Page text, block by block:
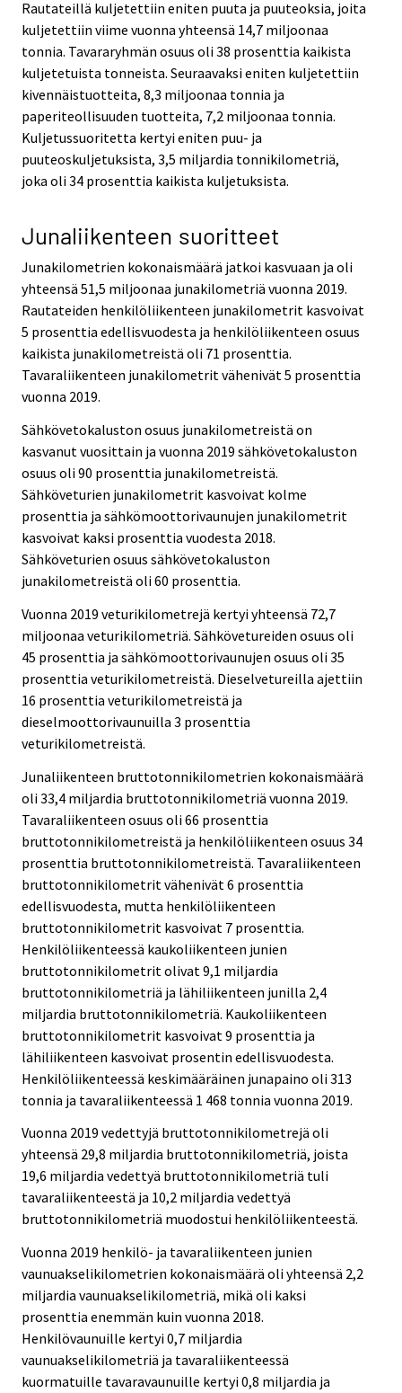
Rautateillä kuljetettiin eniten puuta ja puuteoksia, joita
kuljetettiin viime vuonna yhteensä 14,7 miljoonaa
tonnia. Tavararyhmän osuus oli 38 prosenttia kaikista
kuljetetuista tonneista. Seuraavaksi eniten kuljetettiin
kivennäistuotteita, 8,3 miljoonaa tonnia ja
paperiteollisuuden tuotteita, 7,2 miljoonaa tonnia.
Kuljetussuoritetta kertyi eniten puu- ja
puuteoskuljetuksista, 3,5 miljardia tonnikilometriä,
joka oli 34 prosenttia kaikista kuljetuksista.
Junaliikenteen suoritteet
Junakilometrien kokonaismäärä jatkoi kasvuaan ja oli
yhteensä 51,5 miljoonaa junakilometriä vuonna 2019.
Rautateiden henkilöliikenteen junakilometrit kasvoivat
5 prosenttia edellisvuodesta ja henkilöliikenteen osuus
kaikista junakilometreistä oli 71 prosenttia.
Tavaraliikenteen junakilometrit vähenivät 5 prosenttia
vuonna 2019.
Sähkövetokaluston osuus junakilometreistä on
kasvanut vuosittain ja vuonna 2019 sähkövetokaluston
osuus oli 90 prosenttia junakilometreistä.
Sähköveturien junakilometrit kasvoivat kolme
prosenttia ja sähkömoottorivaunujen junakilometrit
kasvoivat kaksi prosenttia vuodesta 2018.
Sähköveturien osuus sähkövetokaluston
junakilometreistä oli 60 prosenttia.
Vuonna 2019 veturikilometrejä kertyi yhteensä 72,7
miljoonaa veturikilometriä. Sähkövetureiden osuus oli
45 prosenttia ja sähkömoottorivaunujen osuus oli 35
prosenttia veturikilometreistä. Dieselvetureilla ajettiin
16 prosenttia veturikilometreistä ja
dieselmoottorivaunuilla 3 prosenttia
veturikilometreistä.
Junaliikenteen bruttotonnikilometrien kokonaismäärä
oli 33,4 miljardia bruttotonnikilometriä vuonna 2019.
Tavaraliikenteen osuus oli 66 prosenttia
bruttotonnikilometreistä ja henkilöliikenteen osuus 34
prosenttia bruttotonnikilometreistä. Tavaraliikenteen
bruttotonnikilometrit vähenivät 6 prosenttia
edellisvuodesta, mutta henkilöliikenteen
bruttotonnikilometrit kasvoivat 7 prosenttia.
Henkilöliikenteessä kaukoliikenteen junien
bruttotonnikilometrit olivat 9,1 miljardia
bruttotonnikilometriä ja lähiliikenteen junilla 2,4
miljardia bruttotonnikilometriä. Kaukoliikenteen
bruttotonnikilometrit kasvoivat 9 prosenttia ja
lähiliikenteen kasvoivat prosentin edellisvuodesta.
Henkilöliikenteessä keskimääräinen junapaino oli 313
tonnia ja tavaraliikenteessä 1 468 tonnia vuonna 2019.
Vuonna 2019 vedettyjä bruttotonnikilometrejä oli
yhteensä 29,8 miljardia bruttotonnikilometriä, joista
19,6 miljardia vedettyä bruttotonnikilometriä tuli
tavaraliikenteestä ja 10,2 miljardia vedettyä
bruttotonnikilometriä muodostui henkilöliikenteestä.
Vuonna 2019 henkilö- ja tavaraliikenteen junien
vaunuakselikilometrien kokonaismäärä oli yhteensä 2,2
miljardia vaunuakselikilometriä, mikä oli kaksi
prosenttia enemmän kuin vuonna 2018.
Henkilövaunuille kertyi 0,7 miljardia
vaunuakselikilometriä ja tavaraliikenteessä
kuormatuille tavaravaunuille kertyi 0,8 miljardia ja